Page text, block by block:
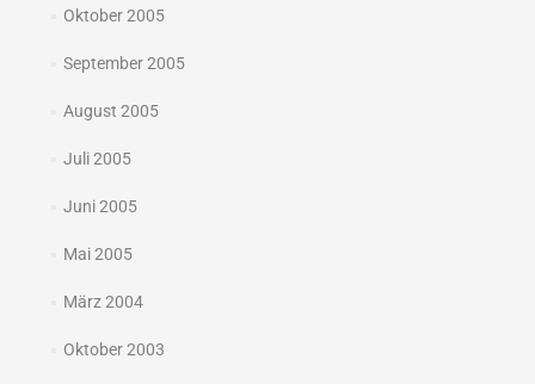
Oktober 2005
September 2005
August 2005
Juli 2005
Juni 2005
Mai 2005
März 2004
Oktober 2003